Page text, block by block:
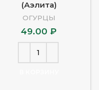
(Аэлита)
ОГУРЦЫ
49.00₽